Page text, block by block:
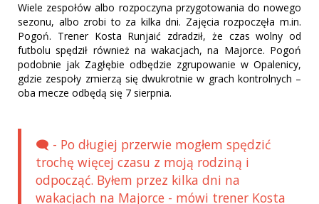
Wiele zespołów albo rozpoczyna przygotowania do nowego
sezonu, albo zrobi to za kilka dni. Zajęcia rozpoczęła m.in.
Pogoń. Trener Kosta Runjaić zdradził, że czas wolny od
futbolu spędził również na wakacjach, na Majorce. Pogoń
podobnie jak Zagłębie odbędzie zgrupowanie w Opalenicy,
gdzie zespoły zmierzą się dwukrotnie w grach kontrolnych –
oba mecze odbędą się 7 sierpnia.
🗨️ - Po długiej przerwie mogłem spędzić
trochę więcej czasu z moją rodziną i
odpocząć. Byłem przez kilka dni na
wakacjach na Majorce - mówi trener Kosta